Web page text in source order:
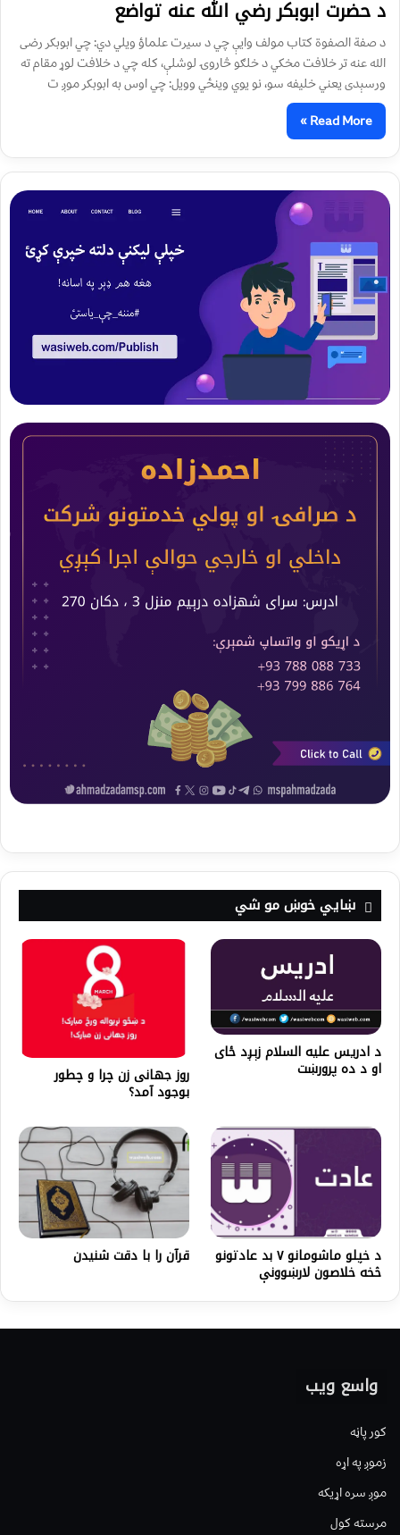
د حضرت ابوبکر رضي الله عنه تواضع
د صفة الصفوة کتاب مولف وایې چي د سیرت علماؤ ویلي دي: چي ابوبکر رضی
الله عنه تر خلافت مخکي د خلګو څاروۍ لوشلې، کله چي د خلافت لوړ مقام ته
ورسېدی یعني خلیفه سو، نو یوي وینځي وویل: چي اوس به ابوبکر موږ ت
Read More »
ښايي خوښ مو شي
د ادريس علیه السلام زېږد ځاى
او د ده پرورښت روز جهانی زن چرا و چطور
بوجود آمد؟
د خپلو ماشومانو ۷ بد عادتونو
څخه خلاصون لارښوونې
قرآن را با دقت شنیدن
واسع ویب
کور پاڼه
زموږ په اړه
موږ سره اړیکه
مرسته کول